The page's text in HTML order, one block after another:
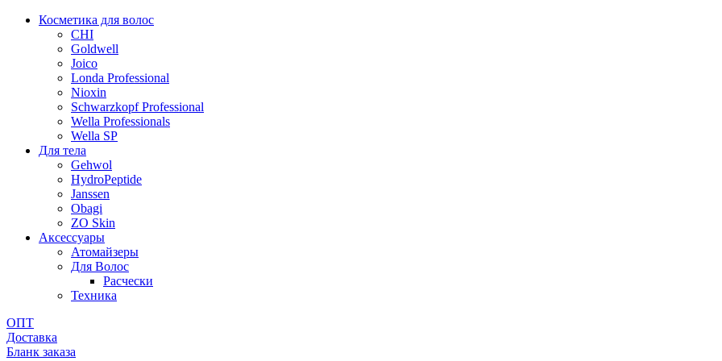
Косметика для волос
CHI
Goldwell
Joico
Londa Professional
Nioxin
Schwarzkopf Professional
Wella Professionals
Wella SP
Для тела
Gehwol
HydroPeptide
Janssen
Obagi
ZO Skin
Aксессуары
Атомайзеры
Для Волос
Расчески
Техника
ОПТ
Доставка
Бланк заказа